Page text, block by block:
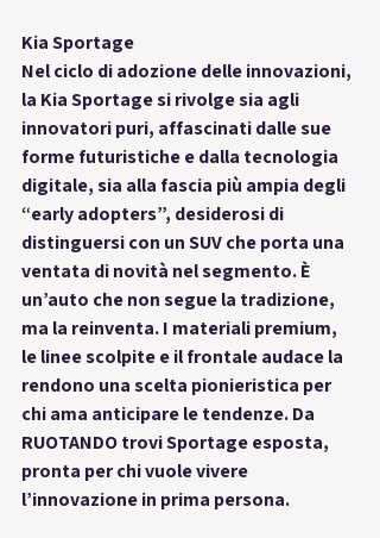
Kia Sportage
Nel ciclo di adozione delle innovazioni,
la Kia Sportage si rivolge sia agli
innovatori puri, affascinati dalle sue
forme futuristiche e dalla tecnologia
digitale, sia alla fascia più ampia degli
“early adopters”, desiderosi di
distinguersi con un SUV che porta una
ventata di novità nel segmento. È
un’auto che non segue la tradizione,
ma la reinventa. I materiali premium,
le linee scolpite e il frontale audace la
rendono una scelta pionieristica per
chi ama anticipare le tendenze. Da
RUOTANDO trovi Sportage esposta,
pronta per chi vuole vivere
l’innovazione in prima persona.